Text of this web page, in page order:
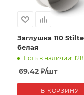
Заглушка 110 Stilte
белая
Есть в наличии: 128
69.42 ₽/шт
В КОРЗИНУ